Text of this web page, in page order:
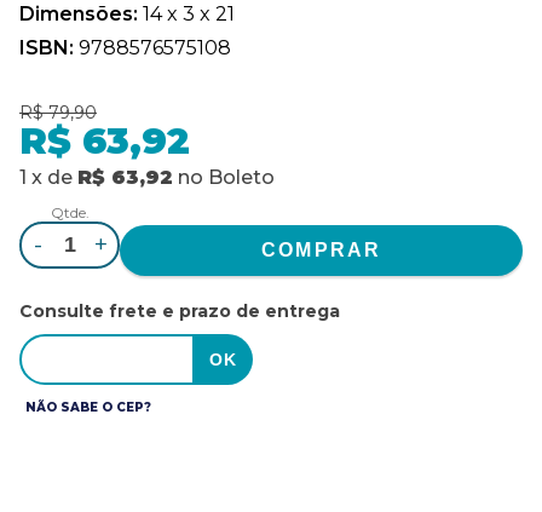
Dimensões: 14 x 3 x 21
ISBN: 9788576575108
R$ 79,90
R$ 63,92
1 x de R$ 63,92 no Boleto
Qtde.
- +
Consulte frete e prazo de entrega
NÃO SABE O CEP?